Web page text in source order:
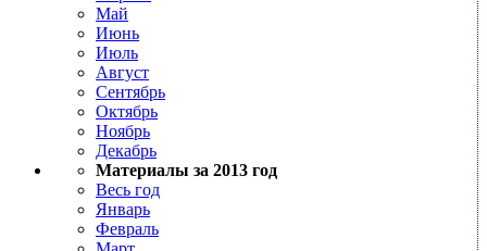
Май
Июнь
Июль
Август
Сентябрь
Октябрь
Ноябрь
Декабрь
Материалы за 2013 год
Весь год
Январь
Февраль